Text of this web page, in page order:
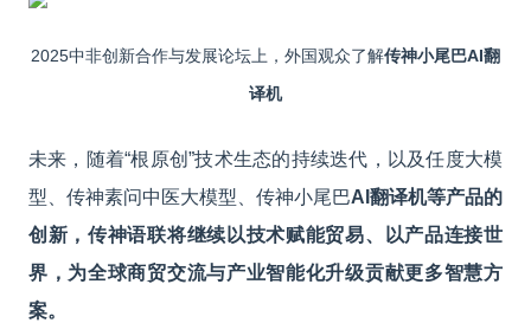
2025中非创新合作与发展论坛上，外国观众了解传神小尾巴AI翻
译机
未来，随着“根原创”技术生态的持续迭代，以及任度大模
型、传神素问中医大模型、传神小尾巴AI 翻译机等产品的
创新，传神语联将继续以技术赋能贸易、以产品连接世
界，为全球商贸交流与产业智能化升级贡献更多智慧方
案。